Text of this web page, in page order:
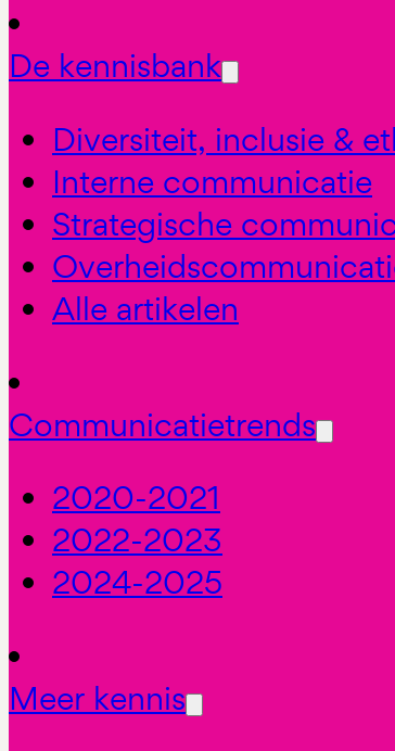
De kennisbank
Diversiteit, inclusie &
Interne communicatie
Strategische
Alle artikelen
Communicatietrends
2020-2021
2022-2023
2024-2025
Meer kennis